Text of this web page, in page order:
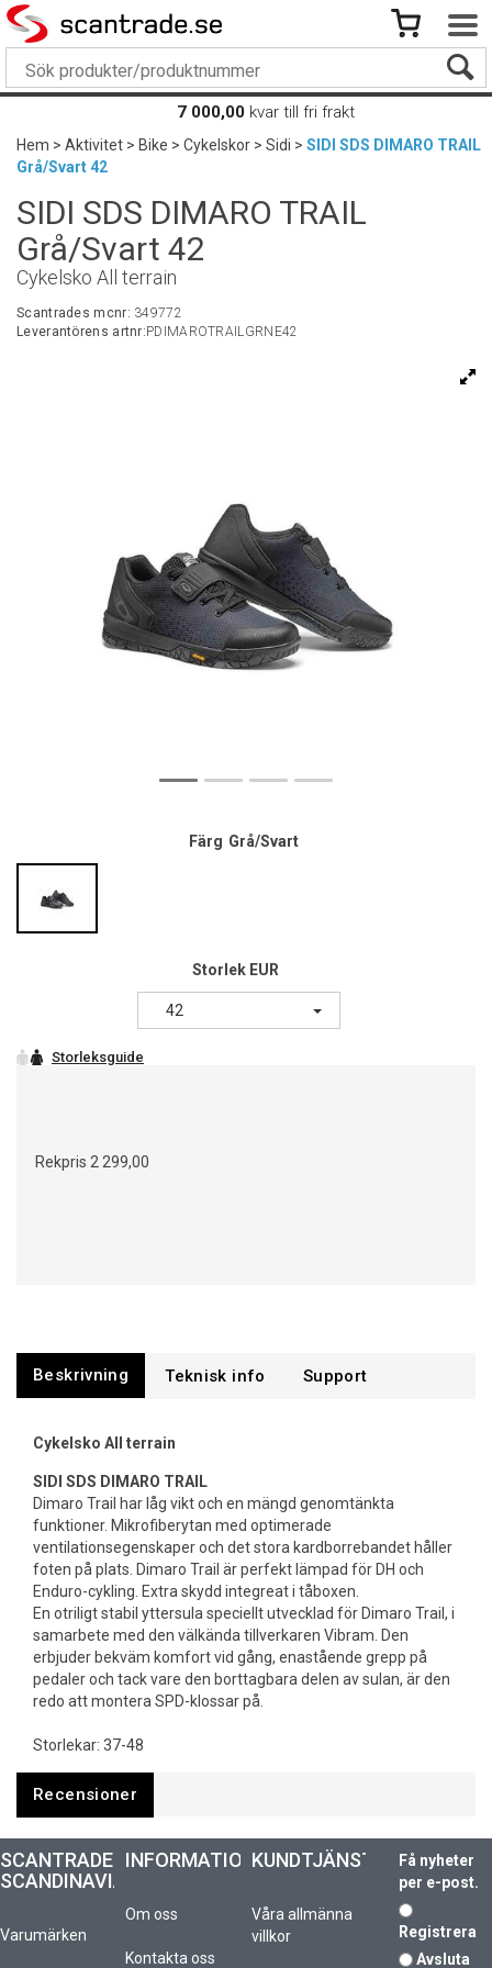
7 000,00 kvar till fri frakt
Hem>Aktivitet>Bike>Cykelskor>Sidi>SIDI SDS DIMARO TRAIL
Grå/Svart 42
SIDI SDS DIMARO TRAIL
Grå/Svart 42
Cykelsko All terrain
Scantrades mcnr: 349772
Leverantörens artnr:PDIMAROTRAILGRNE42
Färg Grå/Svart
Storlek EUR
42
Rekpris 2 299,00
Beskrivning Support
Cykelsko All terrain
SIDI SDS DIMARO TRAIL
Dimaro Trail har låg vikt och en mängd genomtänkta
funktioner. Mikrofiberytan med optimerade
ventilationsegenskaper och det stora kardborrebandet håller
foten på plats. Dimaro Trail är perfekt lämpad för DH och
Enduro-cykling. Extra skydd integreat i tåboxen.
En otriligt stabil yttersula speciellt utvecklad för Dimaro Trail, i
samarbete med den välkända tillverkaren Vibram. Den
erbjuder bekväm komfort vid gång, enastående grepp på
pedaler och tack vare den borttagbara delen av sulan, är den
redo att montera SPD-klossar på.
Storlekar: 37-48
Recensioner
SCANTRADE
SCANDINAVIA
Varumärken
INFORMATION
Om oss
Kontakta oss
KUNDTJÄNST
Våra allmänna
villkor
Få nyheter
per e-post.
Registrera
Avsluta